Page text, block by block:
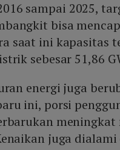
sampai 2025,
bisa
saat ini kapasitas
sebesar 51,86
energi juga
ini, porsi
meningkat
juga dialami